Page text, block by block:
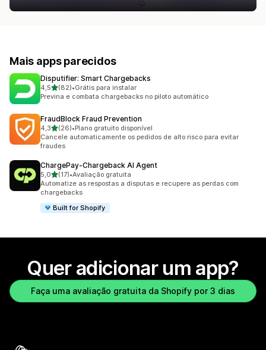
Mais apps parecidos
Disputifier: Smart Chargebacks
4,5de 5 estrelas
(82)
82 avaliações ao todo
•Grátis para instalar
Previna e combata chargebacks no piloto automático
FraudBlock Fraud Prevention
4,3de 5 estrelas
(26)
26 avaliações ao todo
•Plano gratuito disponível
Cancele automaticamente os pedidos de alto risco para evitar
fraudes
ChargePay‑Chargeback AI Agent
5,0de 5 estrelas
(17)
17 avaliações ao todo
•Avaliação gratuita
Automatize as respostas a disputas e recupere as perdas com
chargebacks
Built for Shopify
Quer adicionar um app?
Faça uma avaliação gratuita da Shopify por 3 dias